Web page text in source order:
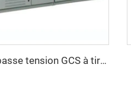
Armoire à disjoncteurs basse tension GCS à tiroirs